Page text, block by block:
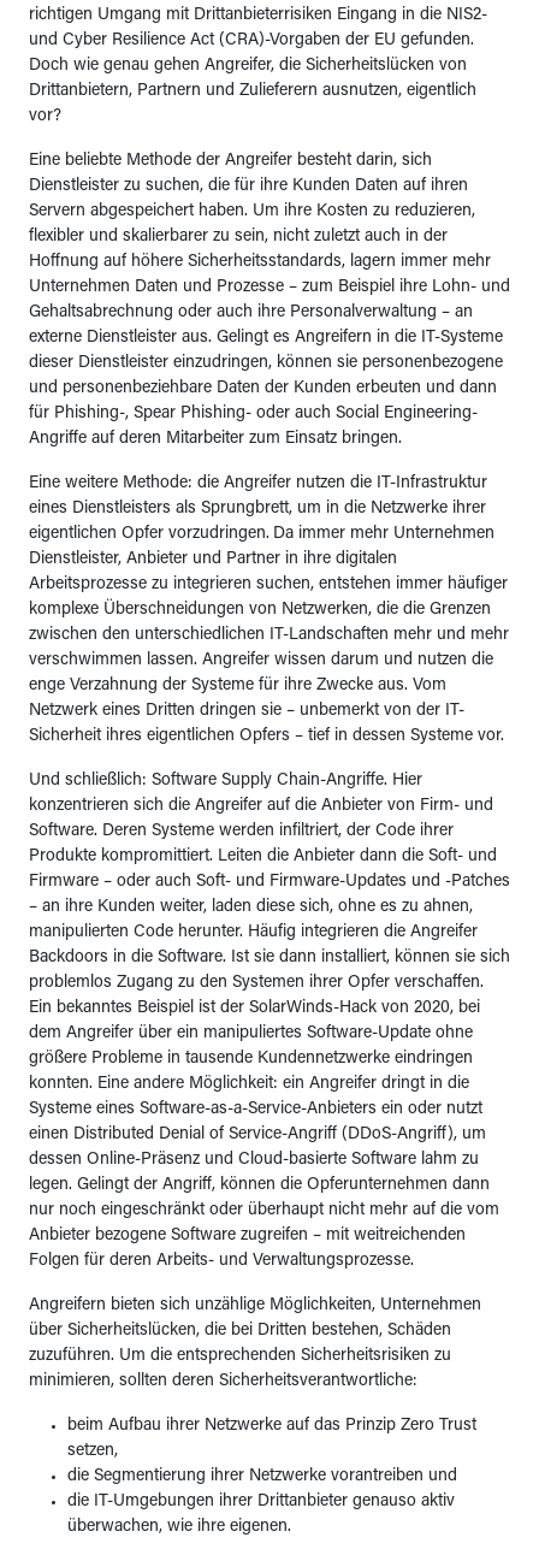
richtigen Umgang mit Drittanbieterrisiken Eingang in die NIS2-
und Cyber Resilience Act (CRA)-Vorgaben der EU gefunden.
Doch wie genau gehen Angreifer, die Sicherheitslücken von
Drittanbietern, Partnern und Zulieferern ausnutzen, eigentlich
vor?
Eine beliebte Methode der Angreifer besteht darin, sich
Dienstleister zu suchen, die für ihre Kunden Daten auf ihren
Servern abgespeichert haben. Um ihre Kosten zu reduzieren,
flexibler und skalierbarer zu sein, nicht zuletzt auch in der
Hoffnung auf höhere Sicherheitsstandards, lagern immer mehr
Unternehmen Daten und Prozesse – zum Beispiel ihre Lohn- und
Gehaltsabrechnung oder auch ihre Personalverwaltung – an
externe Dienstleister aus. Gelingt es Angreifern in die IT-Systeme
dieser Dienstleister einzudringen, können sie personenbezogene
und personenbeziehbare Daten der Kunden erbeuten und dann
für Phishing-, Spear Phishing- oder auch Social Engineering-
Angriffe auf deren Mitarbeiter zum Einsatz bringen.
Eine weitere Methode: die Angreifer nutzen die IT-Infrastruktur
eines Dienstleisters als Sprungbrett, um in die Netzwerke ihrer
eigentlichen Opfer vorzudringen. Da immer mehr Unternehmen
Dienstleister, Anbieter und Partner in ihre digitalen
Arbeitsprozesse zu integrieren suchen, entstehen immer häufiger
komplexe Überschneidungen von Netzwerken, die die Grenzen
zwischen den unterschiedlichen IT-Landschaften mehr und mehr
verschwimmen lassen. Angreifer wissen darum und nutzen die
enge Verzahnung der Systeme für ihre Zwecke aus. Vom
Netzwerk eines Dritten dringen sie – unbemerkt von der IT-
Sicherheit ihres eigentlichen Opfers – tief in dessen Systeme vor.
Und schließlich: Software Supply Chain-Angriffe. Hier
konzentrieren sich die Angreifer auf die Anbieter von Firm- und
Software. Deren Systeme werden infiltriert, der Code ihrer
Produkte kompromittiert. Leiten die Anbieter dann die Soft- und
Firmware – oder auch Soft- und Firmware-Updates und -Patches
– an ihre Kunden weiter, laden diese sich, ohne es zu ahnen,
manipulierten Code herunter. Häufig integrieren die Angreifer
Backdoors in die Software. Ist sie dann installiert, können sie sich
problemlos Zugang zu den Systemen ihrer Opfer verschaffen.
Ein bekanntes Beispiel ist der SolarWinds-Hack von 2020, bei
dem Angreifer über ein manipuliertes Software-Update ohne
größere Probleme in tausende Kundennetzwerke eindringen
konnten. Eine andere Möglichkeit: ein Angreifer dringt in die
Systeme eines Software-as-a-Service-Anbieters ein oder nutzt
einen Distributed Denial of Service-Angriff (DDoS-Angriff), um
dessen Online-Präsenz und Cloud-basierte Software lahm zu
legen. Gelingt der Angriff, können die Opferunternehmen dann
nur noch eingeschränkt oder überhaupt nicht mehr auf die vom
Anbieter bezogene Software zugreifen – mit weitreichenden
Folgen für deren Arbeits- und Verwaltungsprozesse.
Angreifern bieten sich unzählige Möglichkeiten, Unternehmen
über Sicherheitslücken, die bei Dritten bestehen, Schäden
zuzuführen. Um die entsprechenden Sicherheitsrisiken zu
minimieren, sollten deren Sicherheitsverantwortliche:
beim Aufbau ihrer Netzwerke auf das Prinzip Zero Trust
setzen,
die Segmentierung ihrer Netzwerke vorantreiben und
die IT-Umgebungen ihrer Drittanbieter genauso aktiv
überwachen, wie ihre eigenen.